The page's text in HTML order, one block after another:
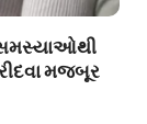
સમસ્યાઓથી
મજબૂર